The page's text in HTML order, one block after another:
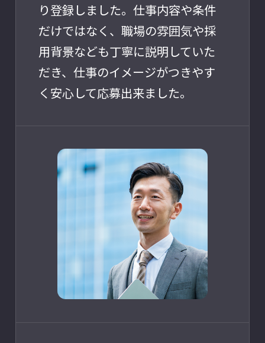
り登録しました。仕事内容や条件
だけではなく、職場の雰囲気や採
用背景なども丁寧に説明していた
だき、仕事のイメージがつきやす
く安心して応募出来ました。